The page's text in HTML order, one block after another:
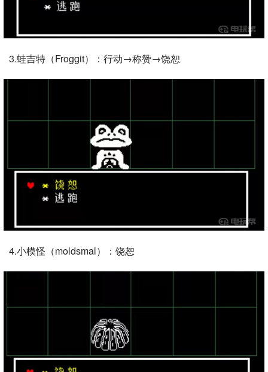
3.蛙吉特（Froggit）：行动→称赞→饶恕
4.小模怪（moldsmal）：饶恕